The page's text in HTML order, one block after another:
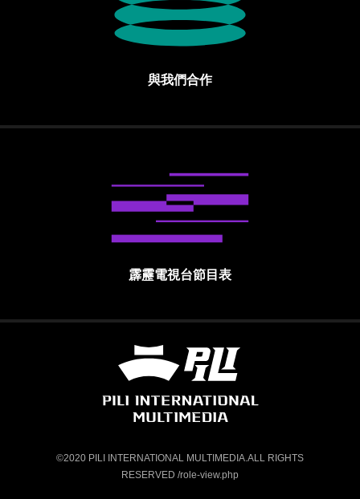
與我們合作
霹靂電視台節目表
霹靂國際多媒體股份有限公司 PILI
©2020 PILI INTERNATIONAL MULTIMEDIA.ALL RIGHTS
RESERVED /role-view.php